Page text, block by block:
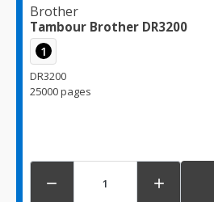
Brother
Tambour Brother DR3200
1
DR3200
25000 pages
 